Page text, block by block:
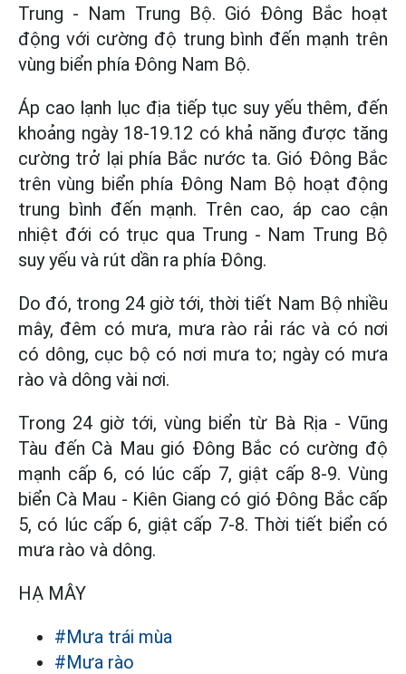
Trung - Nam Trung Bộ. Gió Đông Bắc hoạt
động với cường độ trung bình đến mạnh trên
vùng biển phía Đông Nam Bộ.
Áp cao lạnh lục địa tiếp tục suy yếu thêm, đến
khoảng ngày 18-19.12 có khả năng được tăng
cường trở lại phía Bắc nước ta. Gió Đông Bắc
trên vùng biển phía Đông Nam Bộ hoạt động
trung bình đến mạnh. Trên cao, áp cao cận
nhiệt đới có trục qua Trung - Nam Trung Bộ
suy yếu và rút dần ra phía Đông.
Do đó, trong 24 giờ tới, thời tiết Nam Bộ nhiều
mây, đêm có mưa, mưa rào rải rác và có nơi
có dông, cục bộ có nơi mưa to; ngày có mưa
rào và dông vài nơi.
Trong 24 giờ tới, vùng biển từ Bà Rịa - Vũng
Tàu đến Cà Mau gió Đông Bắc có cường độ
mạnh cấp 6, có lúc cấp 7, giật cấp 8-9. Vùng
biển Cà Mau - Kiên Giang có gió Đông Bắc cấp
5, có lúc cấp 6, giật cấp 7-8. Thời tiết biển có
mưa rào và dông.
HẠ MÂY
#Mưa trái mùa
#Mưa rào